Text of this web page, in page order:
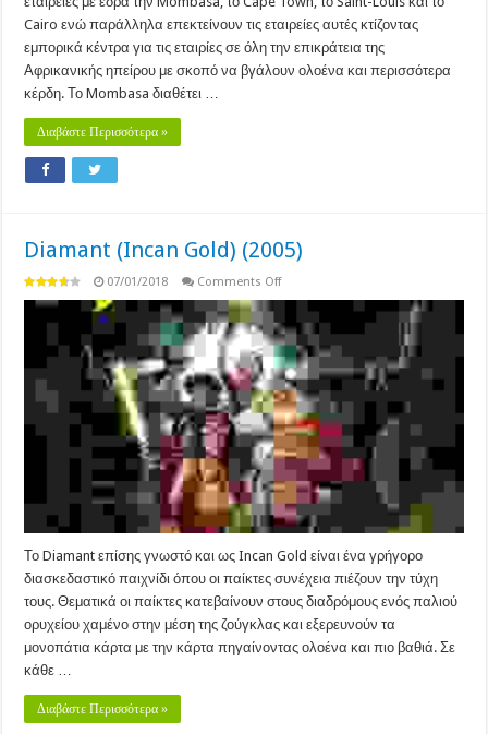
Cairo ενώ παράλληλα επεκτείνουν τις εταιρείες αυτές κτίζοντας
εμπορικά κέντρα για τις εταιρίες σε όλη την επικράτεια της
Αφρικανικής ηπείρου με σκοπό να βγάλουν ολοένα και περισσότερα
κέρδη. Το Mombasa διαθέτει …
Διαβάστε Περισσότερα »
Diamant (Incan Gold) (2005)
07/01/2018 Comments Offon
Gold)
(2005)
Το Diamant επίσης γνωστό και ως Incan Gold είναι ένα γρήγορο
διασκεδαστικό παιχνίδι όπου οι παίκτες συνέχεια πιέζουν την τύχη
τους. Θεματικά οι παίκτες κατεβαίνουν στους διαδρόμους ενός παλιού
ορυχείου χαμένο στην μέση της ζούγκλας και εξερευνούν τα
μονοπάτια κάρτα με την κάρτα πηγαίνοντας ολοένα και πιο βαθιά. Σε
κάθε …
Διαβάστε Περισσότερα »